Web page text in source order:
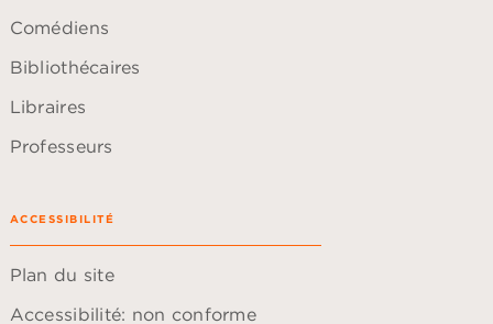
Comédiens
Bibliothécaires
Libraires
Professeurs
ACCESSIBILITÉ
Plan du site
Accessibilité: non conforme